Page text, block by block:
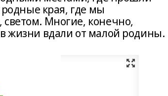
родные края, где мы
светом. Многие, конечно,
жизни вдали от малой родины.